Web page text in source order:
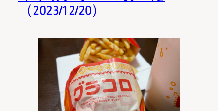
（2023/12/20）